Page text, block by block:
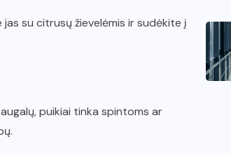
su citrusų žievelėmis ir sudėkite į
puikiai tinka spintoms ar